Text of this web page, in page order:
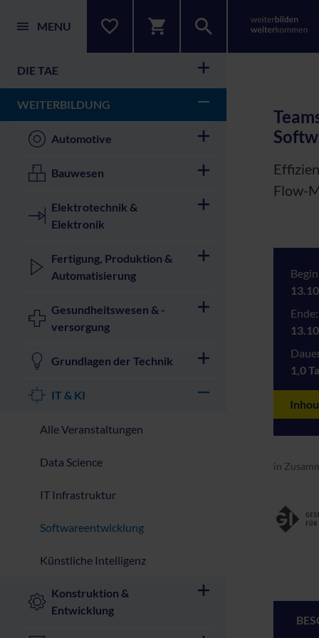
MENU
DIE TAE
WEITERBILDUNG
Automotive
Bauwesen
Elektrotechnik &
Elektronik
Fertigung, Produktion &
Automatisierung
Gesundheitswesen & -
versorgung
Grundlagen der Technik
IT & KI
Alle Veranstaltungen
Data Science
IT Infrastruktur
Softwareentwicklung
Künstliche Intelligenz
Konstruktion &
Entwicklung
Flow-
Ende:
1,0
in